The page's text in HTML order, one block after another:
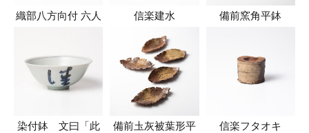
織部八方向付 六人 信楽建水 備前窯角平鉢
染付鉢 文曰「此
備前圡灰被葉形平
信楽フタオキ